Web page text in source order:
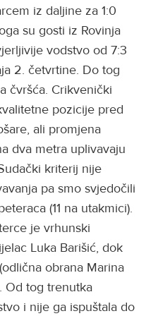
iz daljine za 1:0
su gosti iz Rovinja
vodstvo od 7:3
2. četvrtine. Do tog
čvršća. Crikvenički
pozicije pred
ali promjena
dva metra uplivavaju
kriterij nije
pa smo svjedočili
(11 na utakmici).
je vrhunski
Luka Barišić, dok
obrana Marina
Od tog trenutka
i nije ga ispuštala do